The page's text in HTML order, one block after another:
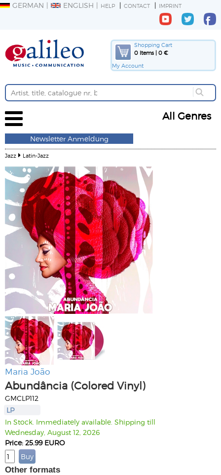
GERMAN ENGLISH HELP CONTACT IMPRINT
Shopping Cart
0 Items | 0 €
My Account
All Genres
Newsletter Anmeldung
Jazz Latin-Jazz
Maria João
Abundância (Colored Vinyl)
GMCLP112
LP
In Stock. Immediately available. Shipping till
Wednesday, August 12, 2026
Price: 25.99 EURO
Other formats